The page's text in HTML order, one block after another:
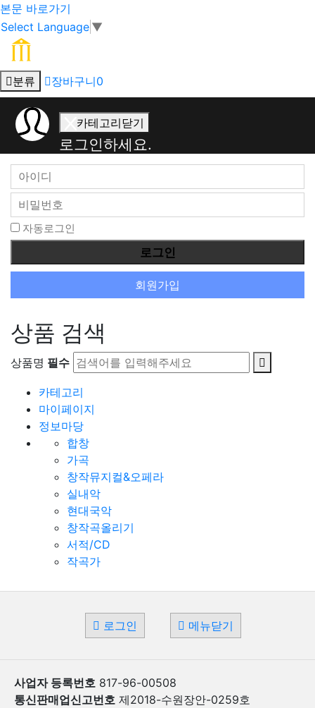
본문 바로가기
Select Language ▼
분류 장바구니0
회
원
로
그
인
카테고리닫기
로그인하세요.
자동로그인
회원가입
상품 검색
상품명 필수
카테고리
마이페이지
정보마당
합창
가곡
창작뮤지컬&오페라
실내악
현대국악
창작곡올리기
서적/CD
작곡가
로그인 메뉴닫기
사업자 등록번호 817-96-00508
통신판매업신고번호 제2018-수원장안-0259호